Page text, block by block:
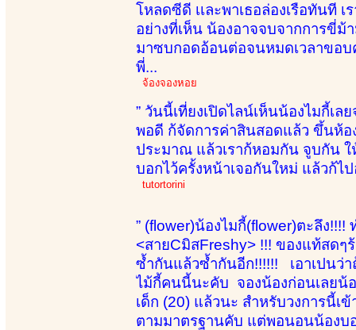
โหลดซีดี เเละพาเธอล่องเรือทันที
อย่างที่เห็น น้องอาจจบจากการขี่ม้
มาซบกอดอ้อนต่อจนหมดเวลาขอบ
พี่...
จ้องจองหอย
” วันนี้เที่ยงเปิดไลน์เห็นน้องไมกี้เล
พอดี ก้จัดการค่าสินสอดแล้ว ขึ้นห้อ
ประมาณ แล้วเราก้หอมกัน จูบกัน ใ
บอกไว้ครั้งหน้าเจอกันใหม่ แล้วก้
tutortorini
” (flower)น้องไมกี้(flower)ตะลึง
<สายCมิสFreshy> !!! ของแท้สดๆ
ซ้ำกันแล้วซ้ำกันอีก!!!!!! เอาเปนว่
ไม้กี้คนนี้นะคับ จองน้องก่อนเลยน้อ
เด็ก (20) แล้วนะ สำหรับวงการนี้เ
ตามมาตรฐานคับ แต่พอนอนน้องบ